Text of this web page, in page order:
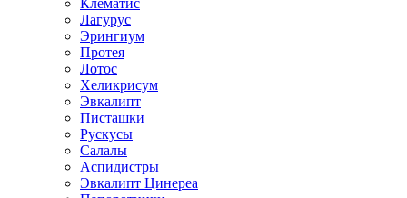
Лагурус
Эрингиум
Протея
Лотос
Хеликрисум
Эвкалипт
Писташки
Рускусы
Салалы
Аспидистры
Эвкалипт Цинереа